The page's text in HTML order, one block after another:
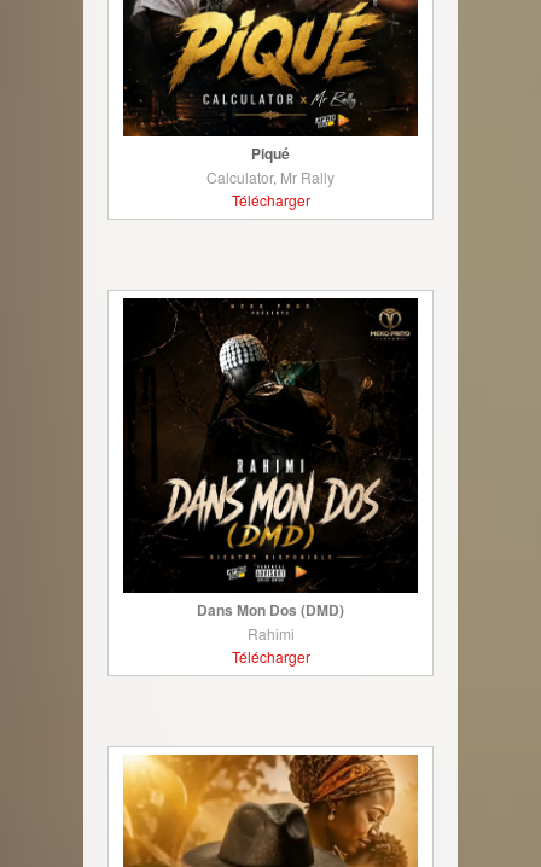
Piqué
Calculator, Mr Rally
Télécharger
Dans Mon Dos (DMD)
Rahimi
Télécharger